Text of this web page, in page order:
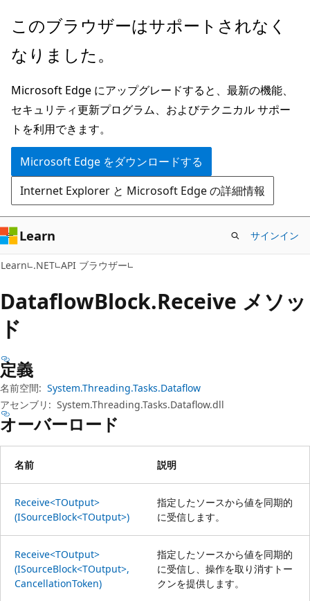
メ
ン
ン
テ
ン
ツ
に
ス
キ
ッ
プ
ペ
ジ
ナ
ビ
ゲ
ー
シ
ョ
ン
に
ス
キ
ッ
プ
このブラウザーはサポートされなく
なりました。
Microsoft Edge にアップグレードすると、最新の機能、
セキュリティ更新プログラム、およびテクニカル サポー
トを利用できます。
Microsoft Edge をダウンロードする
Internet Explorer と Microsoft Edge の詳細情報
Learn サインイン
Learn .NET API ブラウザー
DataflowBlock.Receive メソッ
ド
定義
名前空間: System.Threading.Tasks.Dataflow
アセンブリ: System.Threading.Tasks.Dataflow.dll
オーバーロード
名前 説明
Receive<TOutput>
(ISourceBlock<TOutput>)
指定したソースから値を同期的
に受信します。
Receive<TOutput>
(ISourceBlock<TOutput>,
CancellationToken)
指定したソースから値を同期的
に受信し、操作を取り消すトー
クンを提供します。